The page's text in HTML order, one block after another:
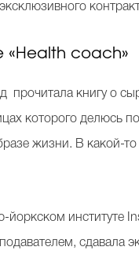
«Health coach»
прочитала книгу о
которого делюсь
жизни. В какой-
йоркском институте